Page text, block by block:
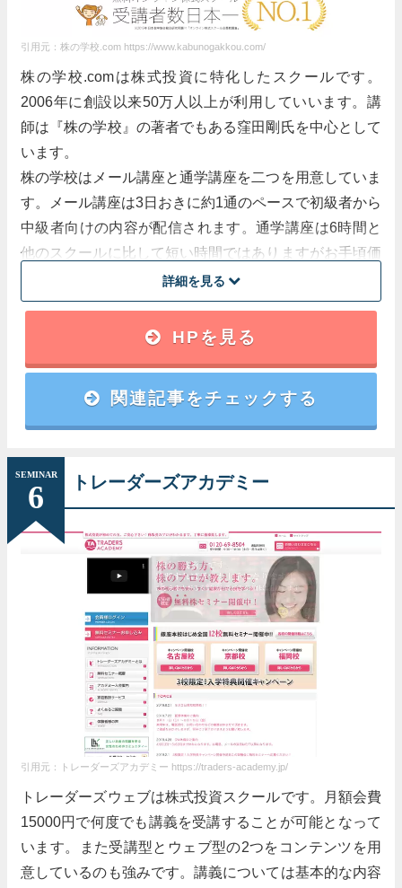
チャート・パターンの解説に特化した内容で、非常
に新鮮でした。表層的な解説ではなく、市場参加者
の真理を段階的に解説しながら、どのようにチャー
ト群が形成されるかのプロセスをご教示いただいた
ので大変納得感がありました。（Ｎ・Ｋさん 男性４
引用元：株の学校.com https://www.kabunogakkou.com/
株の学校.comは株式投資に特化したスクールです。
2006年に創設以来50万人以上が利用していいます。講
師は『株の学校』の著者でもある窪田剛氏を中心として
います。
株の学校はメール講座と通学講座を二つを用意していま
す。メール講座は3日おきに約1通のペースで初級者から
中級者向けの内容が配信されます。通学講座は6時間と
他のスクールに比して短い時間ではありますがお手頃価
格で株の売買手法を中心に提供しています。
詳細を見る
窪田剛氏を始めとした投資家
講座内容
受講料
通学コース：19,800円(6時間)
メール講座：無料
開催場所
オンラインと通学
株取引の要点が掴めた
自分の中で株取り引きにおいておさえないといけな
いポイントが明確になった。具体的な使用ツールや
講師の売買ルールなど実践的内容に満足。
とても丁寧に教えてくれる！
いと思います。トレードに参加する人が増えてこ
そ、そのパイは膨らむのです。プロのスポーツ選手
HPを見る
関連記事をチェックする
SEMINAR
6 トレーダーズアカデミー
引用元：トレーダーズアカデミー https://traders-academy.jp/
トレーダーズウェブは株式投資スクールです。月額会費
15000円で何度でも講義を受講することが可能となって
います。また受講型とウェブ型の2つをコンテンツを用
意しているのも強みです。講義については基本的な内容